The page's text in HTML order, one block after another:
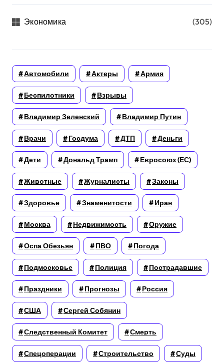
Экономика (305)
Автомобили Актеры Армия
Беспилотники Взрывы
Владимир Зеленский Владимир Путин
Врачи Госдума ДТП Деньги
Дети Дональд Трамп Евросоюз (ЕС)
Животные Журналисты Законы
Здоровье Знаменитости Иран
Москва Недвижимость Оружие
Оспа Обезьян ПВО Погода
Подмосковье Полиция Пострадавшие
Праздники Прогнозы Россия
США Сергей Собянин
Следственный Комитет Смерть
Спецоперации Строительство Суды